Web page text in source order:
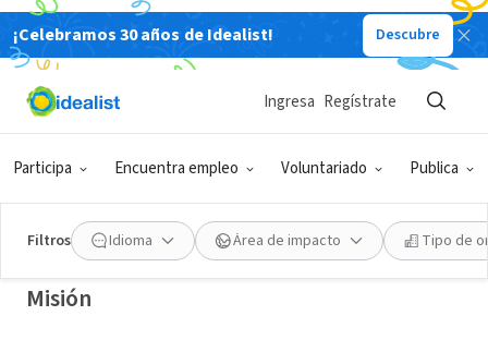
¡Celebramos 30 años de Idealist! Descubre
Participa Encuentra empleo Voluntariado Publica
Ingresa Regístrate
Filtros Idioma Área de impacto Tipo de
ORGANIZACIÓN SIN FIN DE LUCRO
PHILADELPHIA OUTWARD BOUND
CENTER
PHILADELPHIA, PA|outwardboundphiladelphia.org/
Misión